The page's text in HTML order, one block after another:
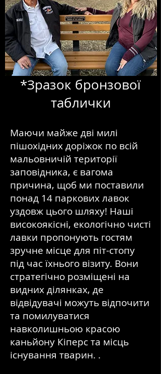
*Зразок бронзової
таблички
Маючи майже дві милі
пішохідних доріжок по всій
мальовничій території
заповідника, є вагома
причина, щоб ми поставили
понад 14 паркових лавок
уздовж цього шляху! Наші
високоякісні, екологічно чисті
лавки пропонують гостям
зручне місце для піт-стопу
під час їхнього візиту. Вони
стратегічно розміщені на
видних ділянках, де
відвідувачі можуть відпочити
та помилуватися
навколишньою красою
каньйону Кіперс та місць
існування тварин. .